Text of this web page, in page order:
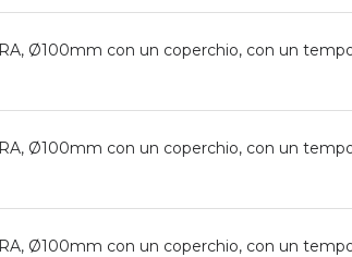
Ø100mm con un coperchio, con un
Ø100mm con un coperchio, con un
Ø100mm con un coperchio, con un